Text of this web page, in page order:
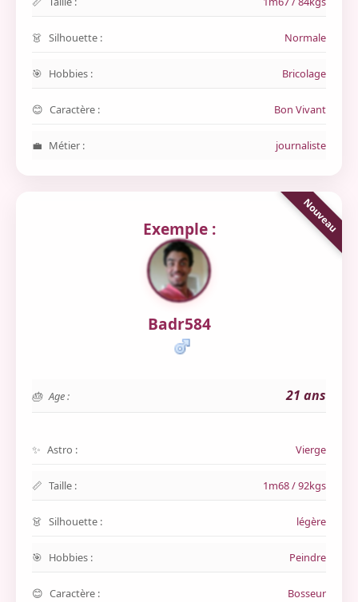
Silhouette : Normale
Hobbies : Bricolage
Caractère : Bon Vivant
Métier : journaliste
Exemple :
Badr584
Age : 21 ans
Astro : Vierge
Taille : 1m68 / 92kgs
Silhouette : légère
Hobbies : Peindre
Caractère : Bosseur